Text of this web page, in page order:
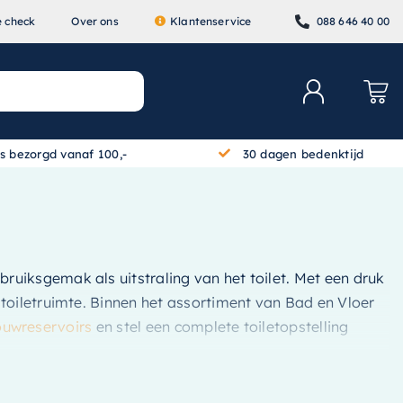
check Over ons Klantenservice 088 646 40 00
bezorgd vanaf 100,- 30 dagen bedenktijd
als uitstraling van het toilet. Met een druk
Binnen het assortiment van Bad en Vloer
en stel een complete toiletopstelling